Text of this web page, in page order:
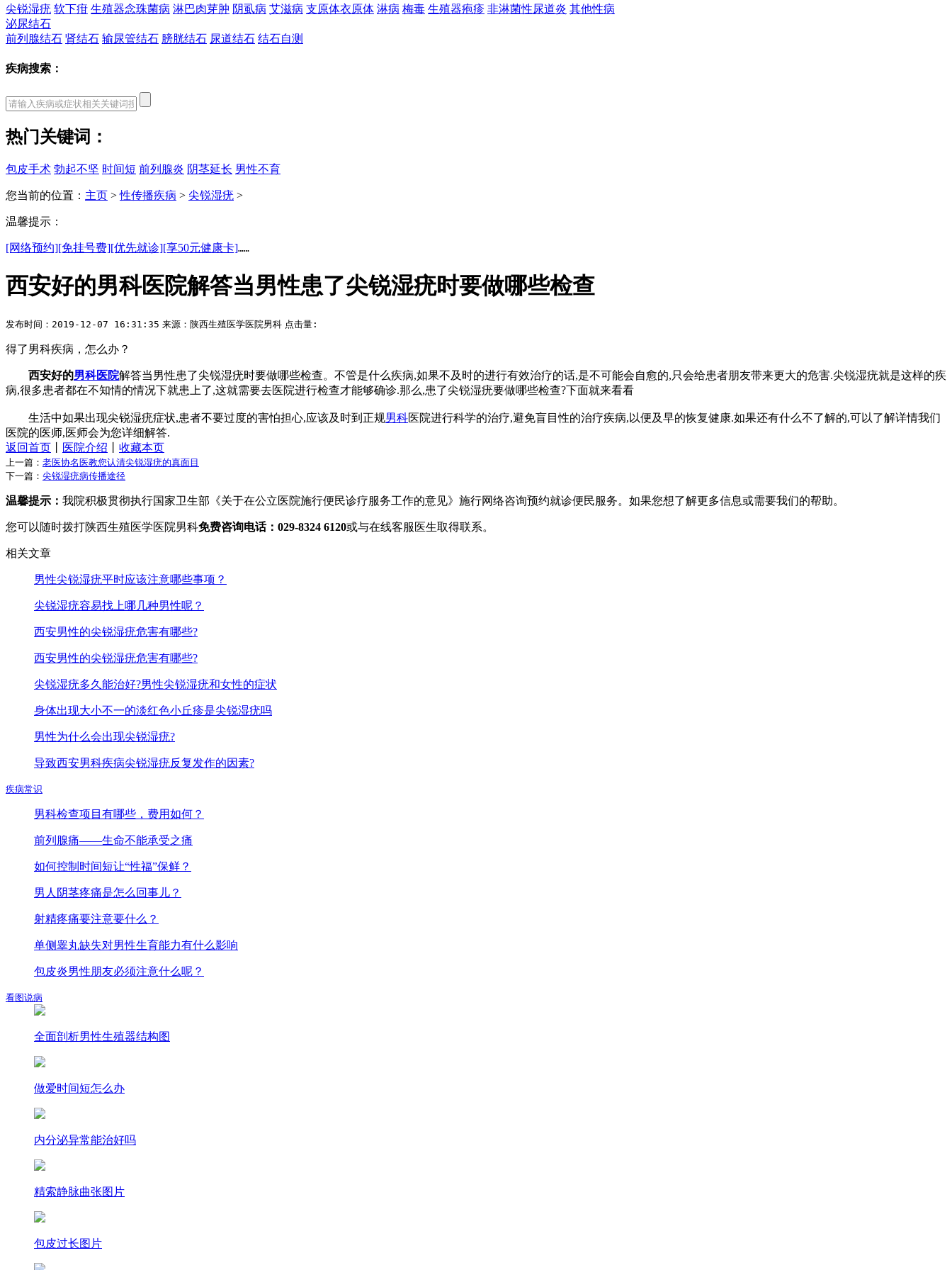
尖锐湿疣 软下疳 生殖器念珠菌病 淋巴肉芽肿 阴虱病 艾滋病 支原体衣原体 淋病 梅毒 生殖器疱疹 非淋菌性尿道炎 其他性病
泌尿结石
前列腺结石 肾结石 输尿管结石 膀胱结石 尿道结石 结石自测
疾病搜索：
热门关键词：
包皮手术 勃起不坚 时间短 前列腺炎 阴茎延长 男性不育
您当前的位置： 主页 >性传播疾病 > 尖锐湿疣 >
温馨提示：
[网络预约][免挂号费][优先就诊][享50元健康卡]……
西安好的男科医院解答当男性患了尖锐湿疣时要做哪些检查
发布时间：2019-12-07 16:31:35 来源：陕西生殖医学医院男科 点击量:
得了男科疾病，怎么办？
西安好的男科医院解答当男性患了尖锐湿疣时要做哪些检查。不管是什么疾病,如果不及时的进行有效治疗的话,是不可能会自愈的,只会给患者朋友带来更大的危害.尖锐湿疣就是这样的疾
病,很多患者都在不知情的情况下就患上了,这就需要去医院进行检查才能够确诊.那么,患了尖锐湿疣要做哪些检查?下面就来看看
生活中如果出现尖锐湿疣症状,患者不要过度的害怕担心,应该及时到正规男科医院进行科学的治疗,避免盲目性的治疗疾病,以便及早的恢复健康.如果还有什么不了解的,可以了解详情我们
医院的医师,医师会为您详细解答.
返回首页
医院介绍 收藏本页
上一篇： 老医协名医教您认清尖锐湿疣的真面目
下一篇： 尖锐湿疣病传播途径
温馨提示： 我院积极贯彻执行国家卫生部《关于在公立医院施行便民诊疗服务工作的意见》施行网络咨询预约就诊便民服务。如果您想了解更多信息或需要我们的帮助。
您可以随时拨打陕西生殖医学医院男科免费咨询电话：029-8324 6120或与在线客服医生取得联系。
相关文章
男性尖锐湿疣平时应该注意哪些事项？
尖锐湿疣容易找上哪几种男性呢？
西安男性的尖锐湿疣危害有哪些?
西安男性的尖锐湿疣危害有哪些?
尖锐湿疣多久能治好?男性尖锐湿疣和女性的症状
身体出现大小不一的淡红色小丘疹是尖锐湿疣吗
男性为什么会出现尖锐湿疣?
导致西安男科疾病尖锐湿疣反复发作的因素?
疾病常识
男科检查项目有哪些，费用如何？
前列腺痛——生命不能承受之痛
如何控制时间短让“性福”保鲜？
男人阴茎疼痛是怎么回事儿？
射精疼痛要注意要什么？
单侧睾丸缺失对男性生育能力有什么影响
包皮炎男性朋友必须注意什么呢？
看图说病
全面剖析男性生殖器结构图
做爱时间短怎么办
内分泌异常能治好吗
精索静脉曲张图片
包皮过长图片